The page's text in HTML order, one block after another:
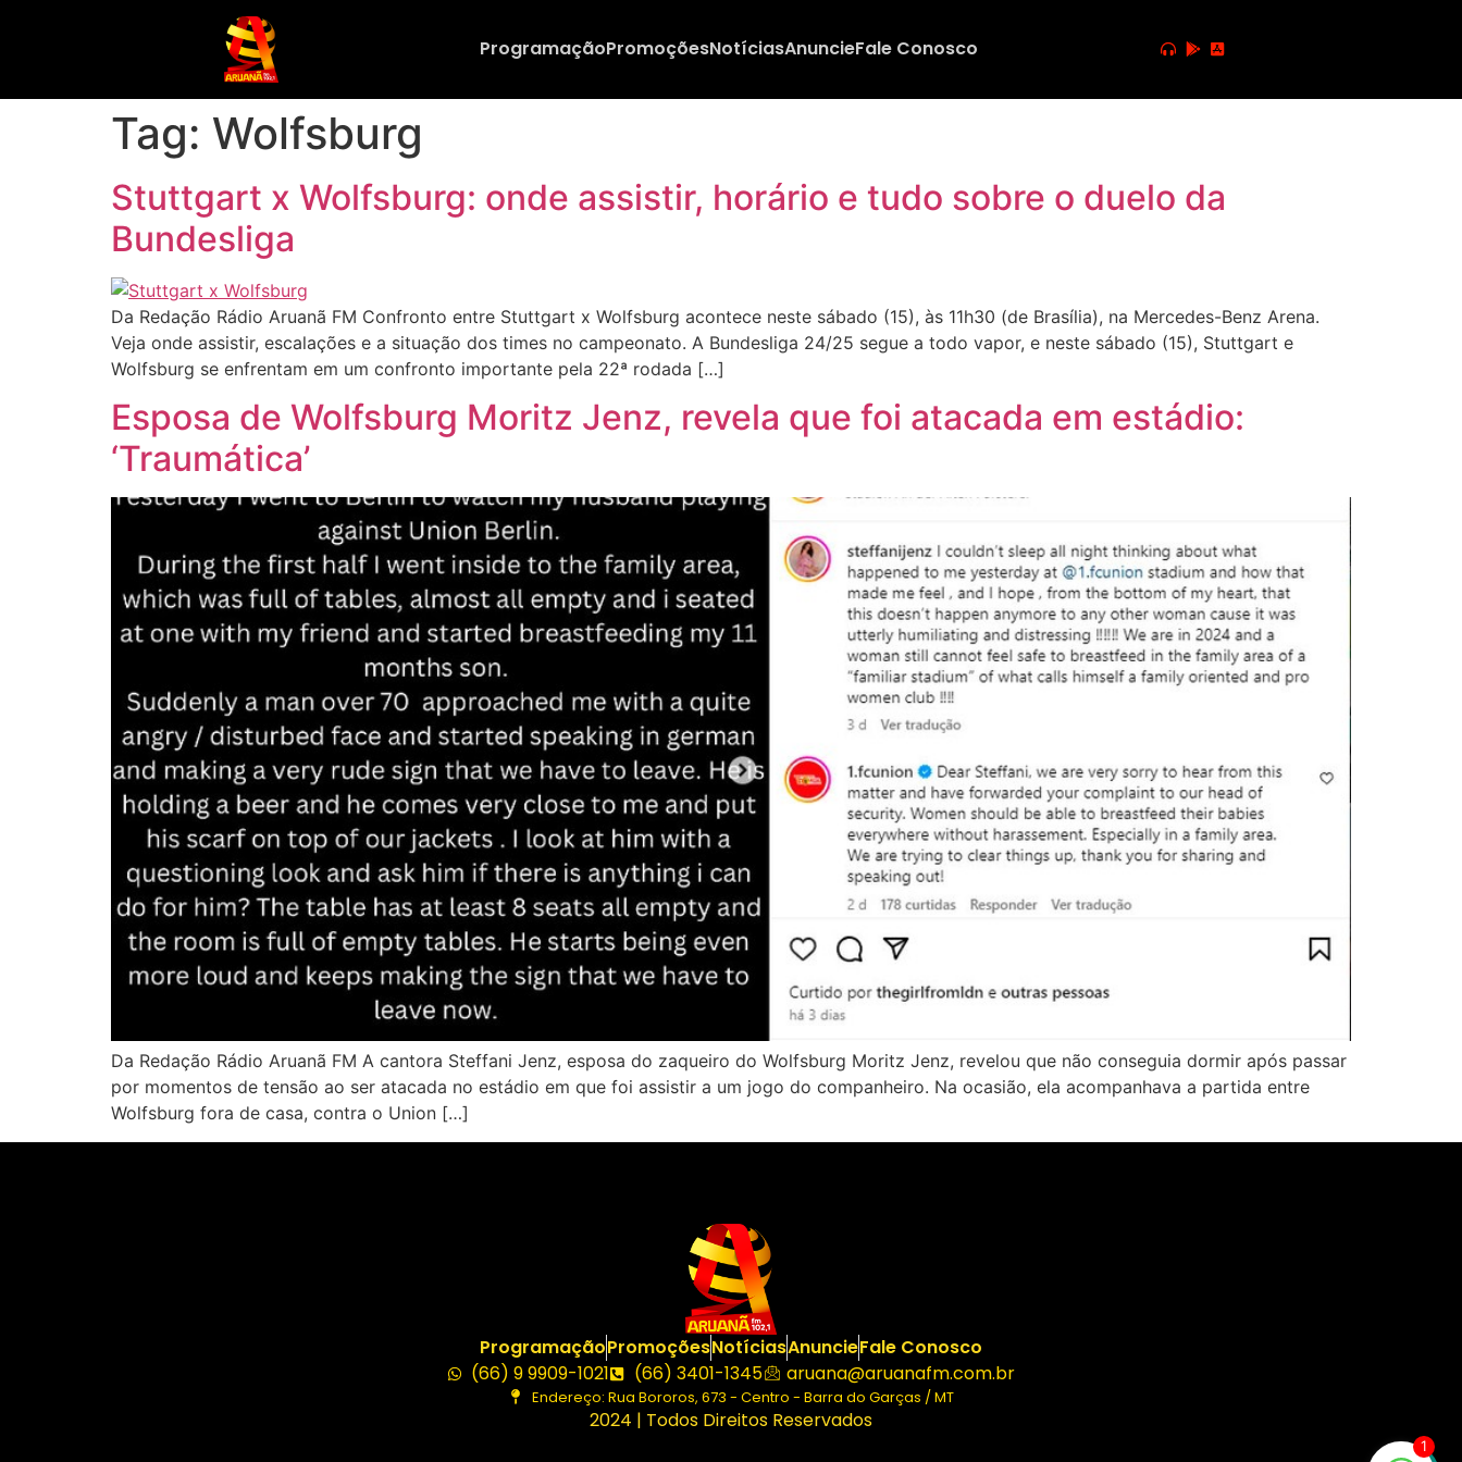
ProgramaçãoPromoçõesNotíciasAnuncieFale Conosco
Tag: Wolfsburg
Stuttgart x Wolfsburg: onde assistir, horário e tudo sobre o duelo da
Bundesliga
Da Redação Rádio Aruanã FM Confronto entre Stuttgart x Wolfsburg acontece neste sábado (15), às 11h30 (de Brasília), na Mercedes-Benz Arena.
Veja onde assistir, escalações e a situação dos times no campeonato. A Bundesliga 24/25 segue a todo vapor, e neste sábado (15), Stuttgart e
Wolfsburg se enfrentam em um confronto importante pela 22ª rodada […]
Esposa de Wolfsburg Moritz Jenz, revela que foi atacada em estádio:
‘Traumática’
Da Redação Rádio Aruanã FM A cantora Steffani Jenz, esposa do zaqueiro do Wolfsburg Moritz Jenz, revelou que não conseguia dormir após passar
por momentos de tensão ao ser atacada no estádio em que foi assistir a um jogo do companheiro. Na ocasião, ela acompanhava a partida entre
Wolfsburg fora de casa, contra o Union […]
ProgramaçãoPromoçõesNotíciasAnuncieFale Conosco
(66) 9 9909-1021
(66) 3401-1345 aruana@aruanafm.com.br
Endereço: Rua Bororos, 673 - Centro - Barra do Garças / MT
2024 | Todos Direitos Reservados
1